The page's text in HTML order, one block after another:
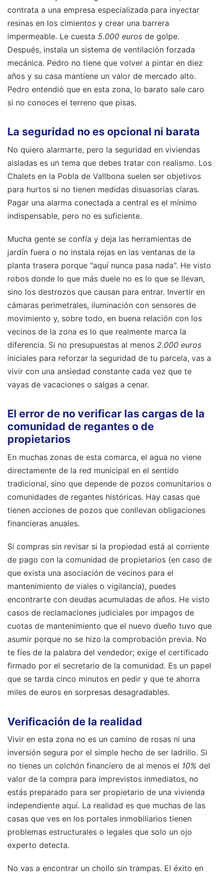
contrata a una empresa especializada para inyectar
resinas en los cimientos y crear una barrera
impermeable. Le cuesta 5.000 euros de golpe.
Después, instala un sistema de ventilación forzada
mecánica. Pedro no tiene que volver a pintar en diez
años y su casa mantiene un valor de mercado alto.
Pedro entendió que en esta zona, lo barato sale caro
si no conoces el terreno que pisas.
La seguridad no es opcional ni barata
No quiero alarmarte, pero la seguridad en viviendas
aisladas es un tema que debes tratar con realismo. Los
Chalets en la Pobla de Vallbona suelen ser objetivos
para hurtos si no tienen medidas disuasorias claras.
Pagar una alarma conectada a central es el mínimo
indispensable, pero no es suficiente.
Mucha gente se confía y deja las herramientas de
jardín fuera o no instala rejas en las ventanas de la
planta trasera porque "aquí nunca pasa nada". He visto
robos donde lo que más duele no es lo que se llevan,
sino los destrozos que causan para entrar. Invertir en
cámaras perimetrales, iluminación con sensores de
movimiento y, sobre todo, en buena relación con los
vecinos de la zona es lo que realmente marca la
diferencia. Si no presupuestas al menos 2.000 euros
iniciales para reforzar la seguridad de tu parcela, vas a
vivir con una ansiedad constante cada vez que te
vayas de vacaciones o salgas a cenar.
El error de no verificar las cargas de la
comunidad de regantes o de
propietarios
En muchas zonas de esta comarca, el agua no viene
directamente de la red municipal en el sentido
tradicional, sino que depende de pozos comunitarios o
comunidades de regantes históricas. Hay casas que
tienen acciones de pozos que conllevan obligaciones
financieras anuales.
Si compras sin revisar si la propiedad está al corriente
de pago con la comunidad de propietarios (en caso de
que exista una asociación de vecinos para el
mantenimiento de viales o vigilancia), puedes
encontrarte con deudas acumuladas de años. He visto
casos de reclamaciones judiciales por impagos de
cuotas de mantenimiento que el nuevo dueño tuvo que
asumir porque no se hizo la comprobación previa. No
te fíes de la palabra del vendedor; exige el certificado
firmado por el secretario de la comunidad. Es un papel
que se tarda cinco minutos en pedir y que te ahorra
miles de euros en sorpresas desagradables.
Verificación de la realidad
Vivir en esta zona no es un camino de rosas ni una
inversión segura por el simple hecho de ser ladrillo. Si
no tienes un colchón financiero de al menos el 10% del
valor de la compra para imprevistos inmediatos, no
estás preparado para ser propietario de una vivienda
independiente aquí. La realidad es que muchas de las
casas que ves en los portales inmobiliarios tienen
problemas estructurales o legales que solo un ojo
experto detecta.
No vas a encontrar un chollo sin trampas. El éxito en